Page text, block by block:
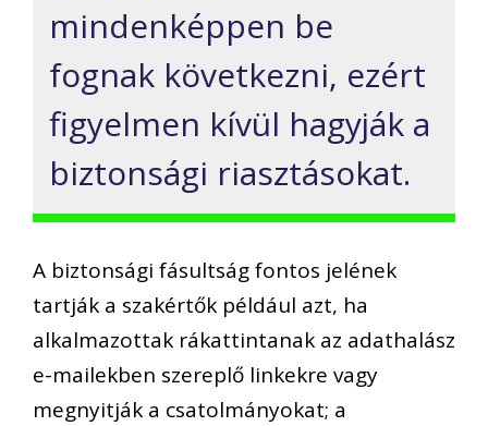
mindenképpen be
fognak következni, ezért
figyelmen kívül hagyják a
biztonsági riasztásokat.
A biztonsági fásultság fontos jelének
tartják a szakértők például azt, ha
alkalmazottak rákattintanak az adathalász
e-mailekben szereplő linkekre vagy
megnyitják a csatolmányokat; a